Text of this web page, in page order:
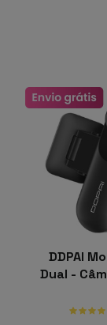
DDPAI
Dual -